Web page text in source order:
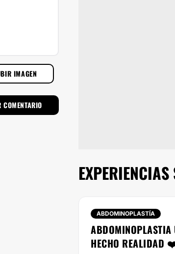
IMAGEN
ABDOMINOPLASTÍA
ABDOMINOPLASTIA
HECHO REALIDAD